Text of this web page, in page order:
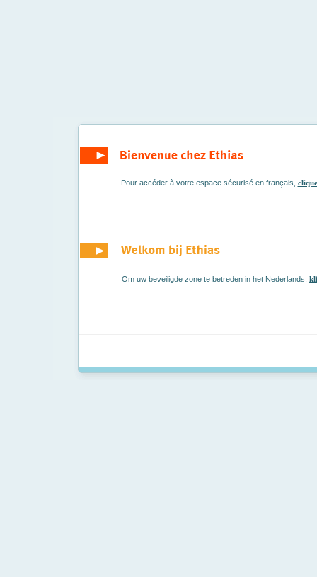
Pour accéder à votre espace sécurisé en français,
Om uw beveiligde zone te betreden in het Nederlands,